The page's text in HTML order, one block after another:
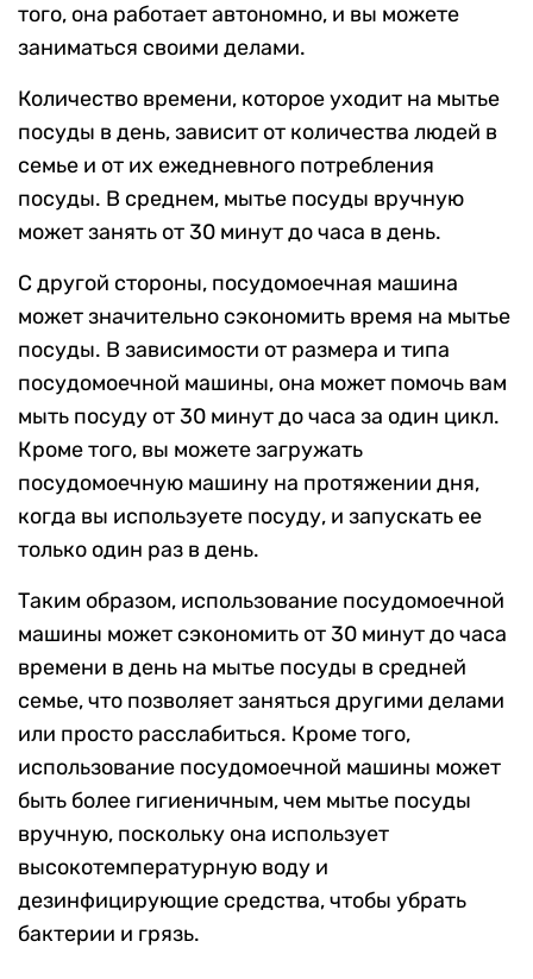
того, она работает автономно, и вы можете
заниматься своими делами.
Количество времени, которое уходит на мытье
посуды в день, зависит от количества людей в
семье и от их ежедневного потребления
посуды. В среднем, мытье посуды вручную
может занять от 30 минут до часа в день.
С другой стороны, посудомоечная машина
может значительно сэкономить время на мытье
посуды. В зависимости от размера и типа
посудомоечной машины, она может помочь вам
мыть посуду от 30 минут до часа за один цикл.
Кроме того, вы можете загружать
посудомоечную машину на протяжении дня,
когда вы используете посуду, и запускать ее
только один раз в день.
Таким образом, использование посудомоечной
машины может сэкономить от 30 минут до часа
времени в день на мытье посуды в средней
семье, что позволяет заняться другими делами
или просто расслабиться. Кроме того,
использование посудомоечной машины может
быть более гигиеничным, чем мытье посуды
вручную, поскольку она использует
высокотемпературную воду и
дезинфицирующие средства, чтобы убрать
бактерии и грязь.